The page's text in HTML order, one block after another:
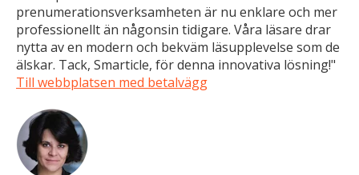
prenumerationsverksamheten är nu enklare och mer
professionellt än någonsin tidigare. Våra läsare drar
nytta av en modern och bekväm läsupplevelse som de
älskar. Tack, Smarticle, för denna innovativa lösning!"
Till webbplatsen med betalvägg